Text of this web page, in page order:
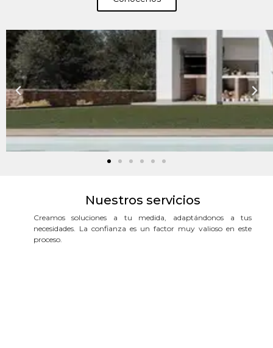
Nuestros servicios
Creamos soluciones a tu medida, adaptándonos a tus
necesidades. La confianza es un factor muy valioso en este
proceso.